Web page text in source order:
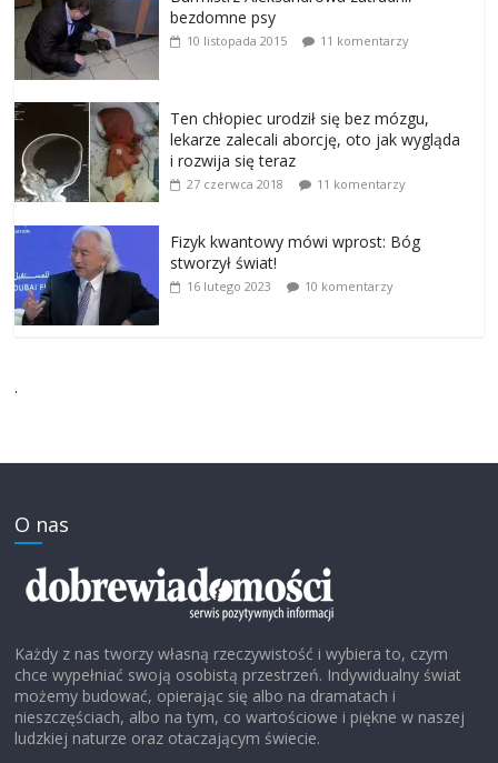
bezdomne psy
10 listopada 2015 11 komentarzy
Ten chłopiec urodził się bez mózgu,
lekarze zalecali aborcję, oto jak wygląda
i rozwija się teraz
27 czerwca 2018 11 komentarzy
Fizyk kwantowy mówi wprost: Bóg
stworzył świat!
16 lutego 2023 10 komentarzy
.
O nas
Każdy z nas tworzy własną rzeczywistość i wybiera to, czym
chce wypełniać swoją osobistą przestrzeń. Indywidualny świat
możemy budować, opierając się albo na dramatach i
nieszczęściach, albo na tym, co wartościowe i piękne w naszej
ludzkiej naturze oraz otaczającym świecie.